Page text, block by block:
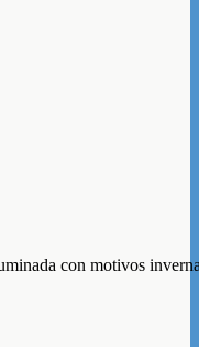
con motivos